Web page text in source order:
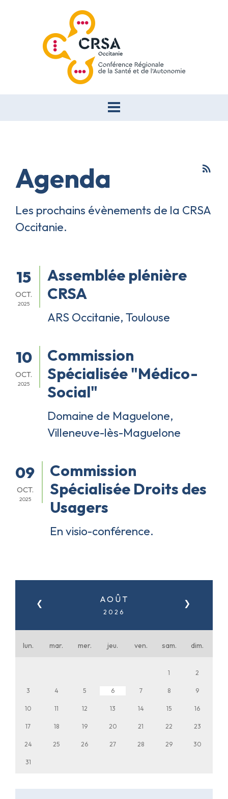
rss_feed
Agenda
Les prochains évènements de la CRSA
Occitanie.
15
OCT.
2025
Assemblée plénière
CRSA
ARS Occitanie, Toulouse
10
OCT.
2025
Commission
Spécialisée "Médico-
Social"
Domaine de Maguelone,
Villeneuve-lès-Maguelone
09
OCT.
2025
Commission
Spécialisée Droits des
Usagers
En visio-conférence.
❮ ❯
AOÛT
2026
lun. mar. mer. jeu. ven. sam. dim.
1 2
3 4 5 6 7 8 9
10 11 12 13 14 15 16
17 18 19 20 21 22 23
24 25 26 27 28 29 30
31